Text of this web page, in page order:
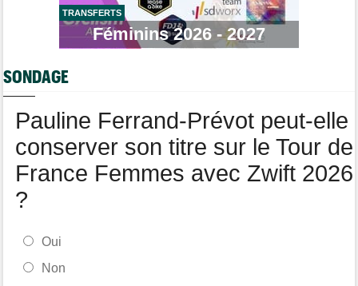
Tour de Pologne
Bart Lemmen fait coup double sur la 4e étape, UAE déçoit !
pour 1 an
Felix Gall remporte la 3e étape et prend les commandes du
général
TRANSFERTS
Féminins 2026 - 2027
SONDAGE
Pauline Ferrand-Prévot peut-elle
conserver son titre sur le Tour de
France Femmes avec Zwift 2026
?
Oui
Non